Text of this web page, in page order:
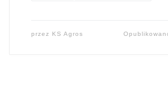
przez KS Agros